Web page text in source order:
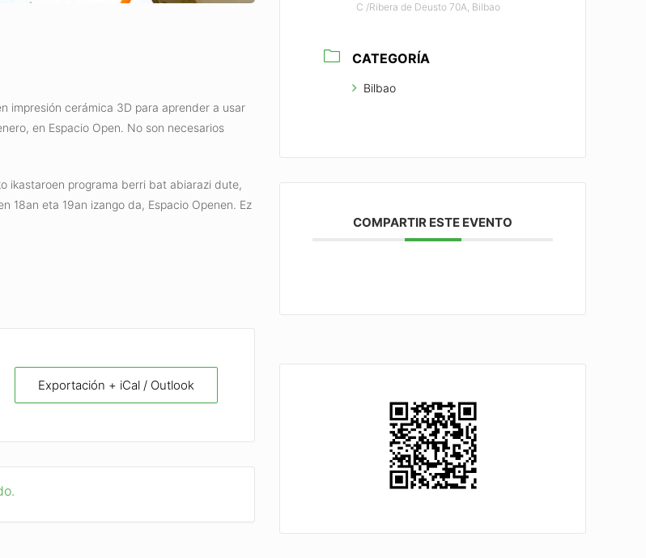
impresión cerámica 3D para aprender a usar
en Espacio Open. No son necesarios
ikastaroen programa berri bat abiarazi dute,
18an eta 19an izango da, Espacio Openen. Ez
Exportación + iCal / Outlook
C /Ribera de Deusto 70A, Bilbao
CATEGORÍA
Bilbao
COMPARTIR ESTE EVENTO